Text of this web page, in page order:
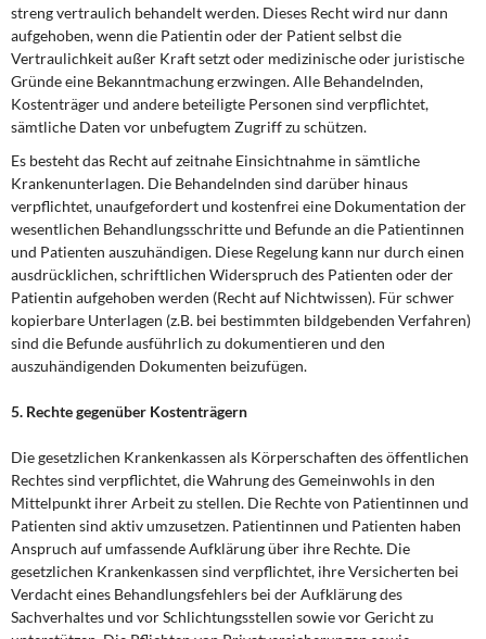
streng vertraulich behandelt werden. Dieses Recht wird nur dann
aufgehoben, wenn die Patientin oder der Patient selbst die
Vertraulichkeit außer Kraft setzt oder medizinische oder juristische
Gründe eine Bekanntmachung erzwingen. Alle Behandelnden,
Kostenträger und andere beteiligte Personen sind verpflichtet,
sämtliche Daten vor unbefugtem Zugriff zu schützen.
Es besteht das Recht auf zeitnahe Einsichtnahme in sämtliche
Krankenunterlagen. Die Behandelnden sind darüber hinaus
verpflichtet, unaufgefordert und kostenfrei eine Dokumentation der
wesentlichen Behandlungsschritte und Befunde an die Patientinnen
und Patienten auszuhändigen. Diese Regelung kann nur durch einen
ausdrücklichen, schriftlichen Widerspruch des Patienten oder der
Patientin aufgehoben werden (Recht auf Nichtwissen). Für schwer
kopierbare Unterlagen (z.B. bei bestimmten bildgebenden Verfahren)
sind die Befunde ausführlich zu dokumentieren und den
auszuhändigenden Dokumenten beizufügen.
5. Rechte gegenüber Kostenträgern
Die gesetzlichen Krankenkassen als Körperschaften des öffentlichen
Rechtes sind verpflichtet, die Wahrung des Gemeinwohls in den
Mittelpunkt ihrer Arbeit zu stellen. Die Rechte von Patientinnen und
Patienten sind aktiv umzusetzen. Patientinnen und Patienten haben
Anspruch auf umfassende Aufklärung über ihre Rechte. Die
gesetzlichen Krankenkassen sind verpflichtet, ihre Versicherten bei
Verdacht eines Behandlungsfehlers bei der Aufklärung des
Sachverhaltes und vor Schlichtungsstellen sowie vor Gericht zu